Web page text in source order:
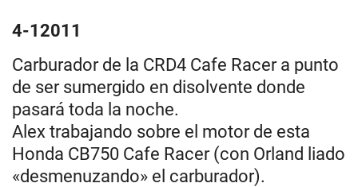
4-12011
Carburador de la CRD4 Cafe Racer a punto
de ser sumergido en disolvente donde
pasará toda la noche.
Alex trabajando sobre el motor de esta
Honda CB750 Cafe Racer (con Orland liado
«desmenuzando» el carburador).